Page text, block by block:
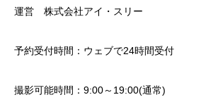
運営 株式会社アイ・スリー
予約受付時間：ウェブで24時間受付
撮影可能時間：9:00～19:00(通常)